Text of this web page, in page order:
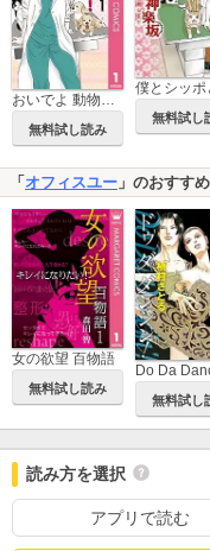
おいでよ 動物病院！
無料試し読み
無料試し
「オフィスユー 」のおすす
女の欲望 百物語
無料試し読み
無料試し
読み方を選択
アプリで読む